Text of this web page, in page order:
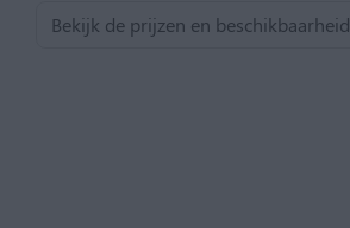
Bekijk de prijzen en beschikbaarheid